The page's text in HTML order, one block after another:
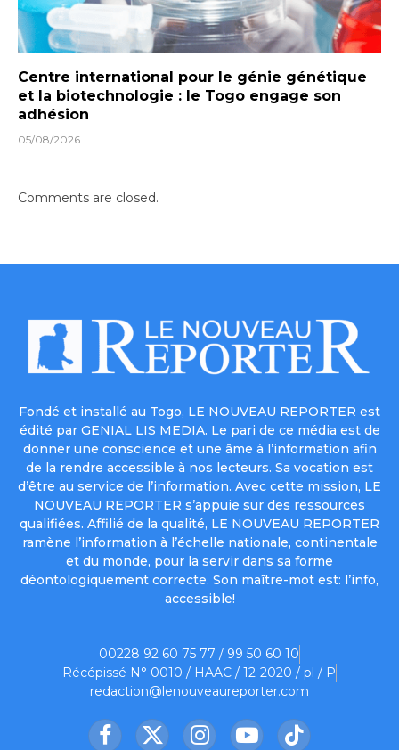
Centre international pour le génie génétique
et la biotechnologie : le Togo engage son
adhésion
05/08/2026
Comments are closed.
Fondé et installé au Togo, LE NOUVEAU REPORTER est
édité par GENIAL LIS MEDIA. Le pari de ce média est de
donner une conscience et une âme à l’information afin
de la rendre accessible à nos lecteurs. Sa vocation est
d’être au service de l’information. Avec cette mission, LE
NOUVEAU REPORTER s’appuie sur des ressources
qualifiées. Affilié de la qualité, LE NOUVEAU REPORTER
ramène l’information à l’échelle nationale, continentale
et du monde, pour la servir dans sa forme
déontologiquement correcte. Son maître-mot est: l’info,
accessible!
00228 92 60 75 77 / 99 50 60 10
Récépissé N° 0010 / HAAC / 12-2020 / pl / P
redaction@lenouveaureporter.com
Facebook
X InstagramYouTubeTikTok